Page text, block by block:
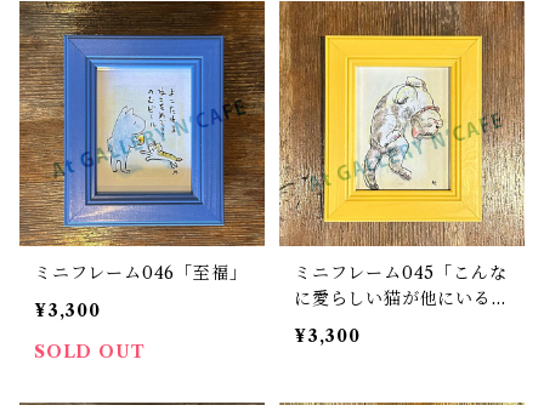
ミニフレーム046「至福」
¥3,300
SOLD OUT
ミニフレーム045「こんな
に愛らしい猫が他にいるだ
ろうか」
¥3,300